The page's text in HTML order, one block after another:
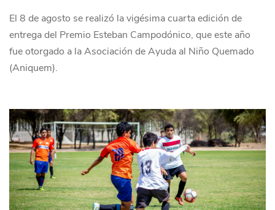
El 8 de agosto se realizó la vigésima cuarta edición de
entrega del Premio Esteban Campodónico, que este año
fue otorgado a la Asociación de Ayuda al Niño Quemado
(Aniquem).